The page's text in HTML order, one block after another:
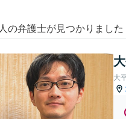
人の弁護士が見つかりました
大